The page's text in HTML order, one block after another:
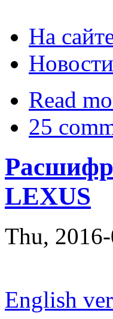
На
Read
25
LEXUS
Thu,
English